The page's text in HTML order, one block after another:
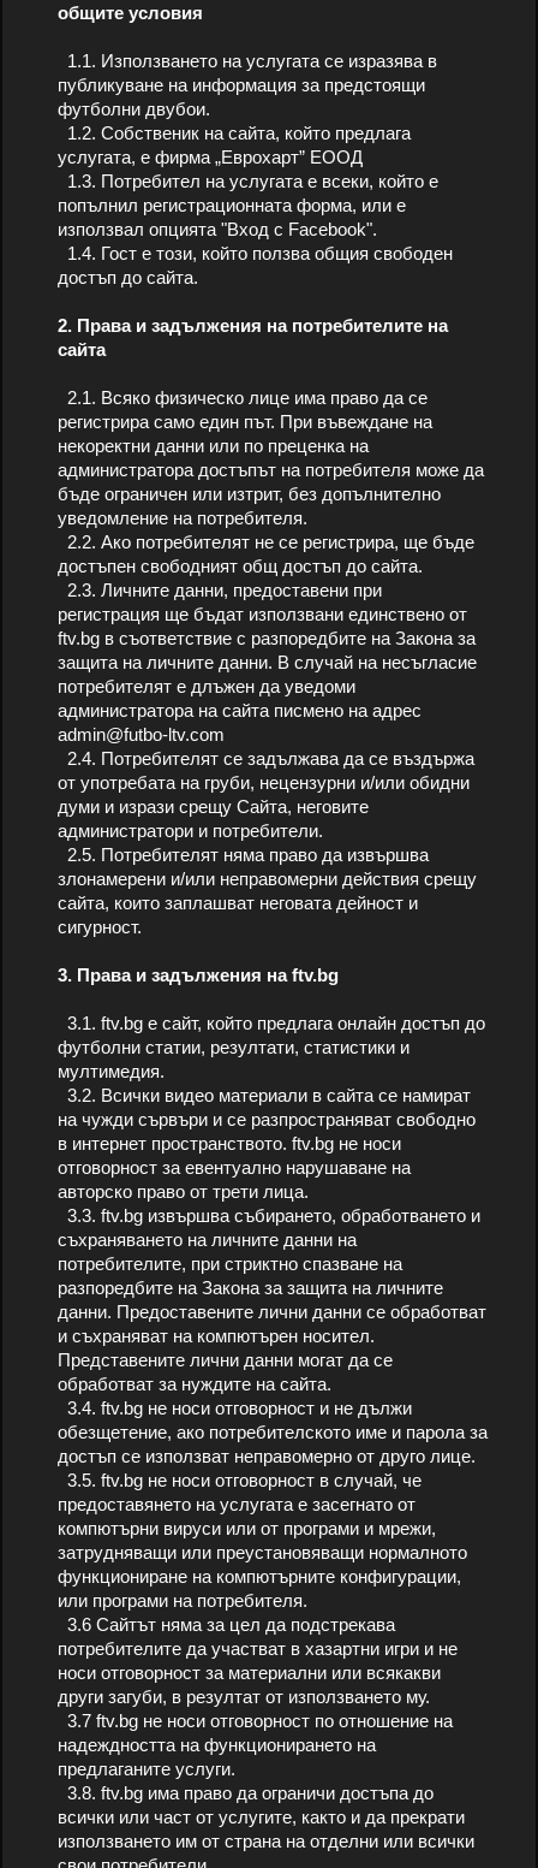
общите условия
1.1. Използването на услугата се изразява в
публикуване на информация за предстоящи
футболни двубои.
1.2. Собственик на сайта, който предлага
услугата, е фирма „Еврохарт” ЕООД
1.3. Потребител на услугата е всеки, който е
попълнил регистрационната форма, или е
използвал опцията "Вход с Facebook".
1.4. Гост е този, който ползва общия свободен
достъп до сайта.
2. Права и задължения на потребителите на
сайта
2.1. Всяко физическо лице има право да се
регистрира само един път. При въвеждане на
некоректни данни или по преценка на
администратора достъпът на потребителя може да
бъде ограничен или изтрит, без допълнително
уведомление на потребителя.
2.2. Ако потребителят не се регистрира, ще бъде
достъпен свободният общ достъп до сайта.
2.3. Личните данни, предоставени при
регистрация ще бъдат използвани единствено от
ftv.bg в съответствие с разпоредбите на Закона за
защита на личните данни. В случай на несъгласие
потребителят е длъжен да уведоми
администратора на сайта писмено на адрес
admin@futbo-ltv.com
2.4. Потребителят се задължава да се въздържа
от употребата на груби, нецензурни и/или обидни
думи и изрази срещу Сайта, неговите
администратори и потребители.
2.5. Потребителят няма право да извършва
злонамерени и/или неправомерни действия срещу
сайта, които заплашват неговата дейност и
сигурност.
3. Права и задължения на ftv.bg
3.1. ftv.bg е сайт, който предлага онлайн достъп до
футболни статии, резултати, статистики и
мултимедия.
3.2. Всички видео материали в сайта се намират
на чужди сървъри и се разпространяват свободно
в интернет пространството. ftv.bg не носи
отговорност за евентуално нарушаване на
авторско право от трети лица.
3.3. ftv.bg извършва събирането, обработването и
съхраняването на личните данни на
потребителите, при стриктно спазване на
разпоредбите на Закона за защита на личните
данни. Предоставените лични данни се обработват
и съхраняват на компютърен носител.
Представените лични данни могат да се
обработват за нуждите на сайта.
3.4. ftv.bg не носи отговорност и не дължи
обезщетение, ако потребителското име и парола за
достъп се използват неправомерно от друго лице.
3.5. ftv.bg не носи отговорност в случай, че
предоставянето на услугата е засегнато от
компютърни вируси или от програми и мрежи,
затрудняващи или преустановяващи нормалното
функциониране на компютърните конфигурации,
или програми на потребителя.
3.6 Сайтът няма за цел да подстрекава
потребителите да участват в хазартни игри и не
носи отговорност за материални или всякакви
други загуби, в резултат от използването му.
3.7 ftv.bg не носи отговорност по отношение на
надеждността на функционирането на
предлаганите услуги.
3.8. ftv.bg има право да ограничи достъпа до
всички или част от услугите, както и да прекрати
използването им от страна на отделни или всички